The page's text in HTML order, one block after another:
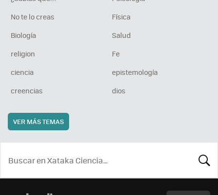
No te lo creas
Física
Biología
Salud
religion
Fe
ciencia
epistemología
creencias
dios
VER MÁS TEMAS